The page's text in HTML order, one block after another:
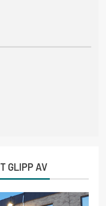
GLIPP AV